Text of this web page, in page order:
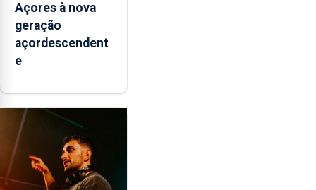
Açores à nova
geração
açordescendent
e